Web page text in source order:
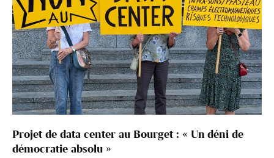
Projet de data center au Bourget : « Un déni de
démocratie absolu »